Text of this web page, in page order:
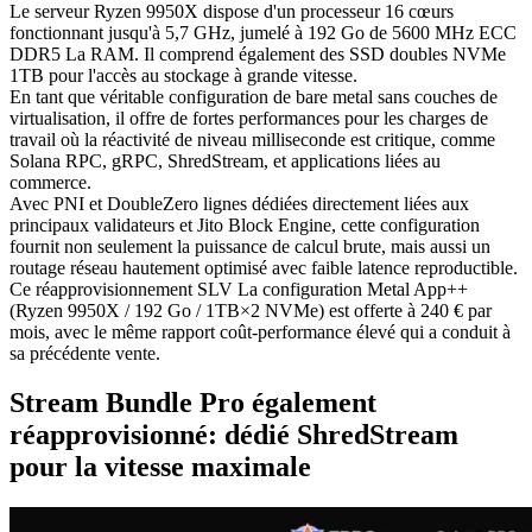
Le serveur Ryzen 9950X dispose d'un processeur 16 cœurs
fonctionnant jusqu'à 5,7 GHz, jumelé à 192 Go de 5600 MHz ECC
DDR5 La RAM. Il comprend également des SSD doubles NVMe
1TB pour l'accès au stockage à grande vitesse.
En tant que véritable configuration de bare metal sans couches de
virtualisation, il offre de fortes performances pour les charges de
travail où la réactivité de niveau milliseconde est critique, comme
Solana RPC, gRPC, ShredStream, et applications liées au
commerce.
Avec PNI et DoubleZero lignes dédiées directement liées aux
principaux validateurs et Jito Block Engine, cette configuration
fournit non seulement la puissance de calcul brute, mais aussi un
routage réseau hautement optimisé avec faible latence reproductible.
Ce réapprovisionnement SLV La configuration Metal App++
(Ryzen 9950X / 192 Go / 1TB×2 NVMe) est offerte à 240 € par
mois, avec le même rapport coût-performance élevé qui a conduit à
sa précédente vente.
Stream Bundle Pro également
réapprovisionné: dédié ShredStream
pour la vitesse maximale